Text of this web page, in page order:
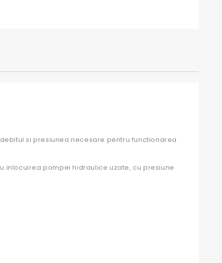
si presiunea necesare pentru functionarea
inlocuirea pompei hidraulice uzate, cu presiune